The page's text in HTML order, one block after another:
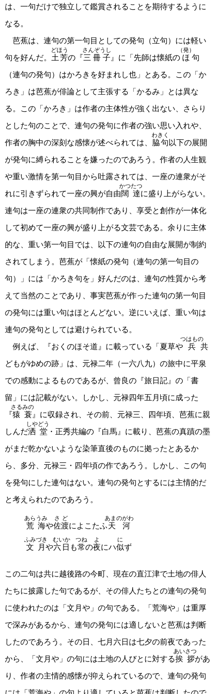
は、一句だけで独立して鑑賞されることを期待するように
なる。
芭蕉は、連句の第一句目としての発句（立句）には軽い
句を好んだ。 土芳
どほう
の『三冊子
さんぞうし
』に「先師は懐紙の ほ
（発）
句
（連句の発句）はかろきを好まれし也」とある。この「か
ろき」は芭蕉が俳論として主張する「かるみ」とは異な
る。この「かろき」は作者の主体性が強く出ない、さらり
とした句のことで、連句の発句に作者の強い思い入れや、
作者の胸中の深刻な感懐が述べられては、 脇句
わきく
以下の展開
が発句に縛られることを嫌ったのであろう。作者の人生観
や重い激情を第一句目から吐露されては、一座の連衆がそ
れに引きずられて一座の興が自由闊達
かつたつ
に盛り上がらない。
連句は一座の連衆の共同制作であり、享受と創作が一体化
して初めて一座の興が盛り上がる文芸である。余りに主体
的な、重い第一句目では、以下の連句の自由な展開が制約
されてしまう。芭蕉が「懐紙の発句（連句の第一句目の
句）」には「かろき句を」好んだのは、連句の性質から考
えて当然のことであり、事実芭蕉が作った連句の第一句目
の発句には重い句はほとんどない。逆にいえば、重い句は
連句の発句としては避けられている。
例えば、『おくのほそ道』に載っている「夏草や 兵
つはもの
共
どもがゆめの跡」は、元禄二年（一六八九）の旅中に平泉
での感動によるものであるが、曾良の『旅日記』の「書
留」には記載がない。しかし、元禄四年五月頃に成った
『猿蓑
さるみの
』に収録され、その前、元禄三、四年頃、芭蕉に親
しんだ洒堂
しやどう
・正秀共編の『白馬』に載り、芭蕉の真蹟の墨
がまだ乾かないような染筆直後のものに拠ったとあるか
ら、多分、元禄三・四年頃の作であろう。しかし、この句
を発句にした連句はない。連句の発句とするには主情的だ
と考えられたのであろう。
荒海
あらうみ
や佐渡
さど
によこたふ天河
あまのがわ
文月
ふみづき
や六日
むいか
も常
つね
の夜
よ
にハ似
に
ず
この二句は共に越後路の今町、現在の直江津で土地の俳人
たちに披露した句であるが、その俳人たちとの連句の発句
に使われたのは「文月や」の句である。「荒海や」は重厚
で深みがあるから、連句の発句には適しないと芭蕉は判断
したのであろう。その日、七月六日は七夕の前夜であった
から、「文月や」の句には土地の人びとに対する挨拶
あいさつ
があ
り、作者の主情的感懐が抑えられているので、連句の発句